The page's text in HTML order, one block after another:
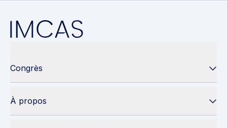
Congrès
À propos